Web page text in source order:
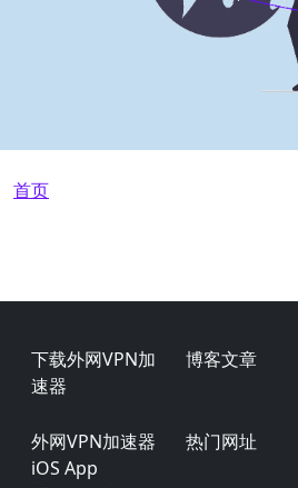
面包屑
首页
Footer
下载外网VPN加
速器
博客文章
外网VPN加速器
iOS App
热门网址